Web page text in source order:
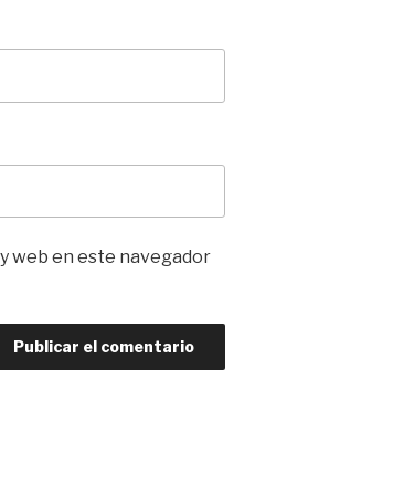
web en este navegador